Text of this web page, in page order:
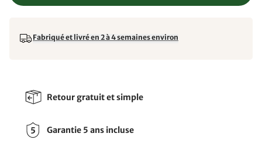
Fabriqué et livré en 2 à 4 semaines environ
Retour gratuit et simple
Garantie 5 ans incluse